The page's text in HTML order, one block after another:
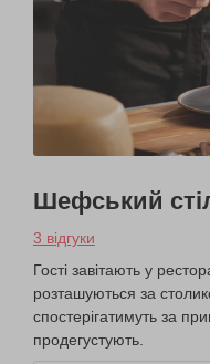
Шефський
3 відгуки
Гості завітають у
розташуються за
спостерігатимуть за
продегустують.